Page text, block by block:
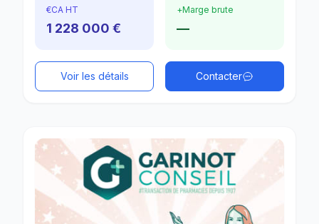
€CA HT
1 228 000 €
+Marge brute
—
Voir les détails Contacter